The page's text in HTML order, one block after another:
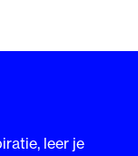
leer je